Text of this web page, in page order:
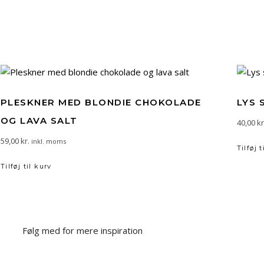
PLESKNER MED BLONDIE CHOKOLADE
OG LAVA SALT
59,00kr. inkl. moms
Tilføj til kurv
LYS
40,00
Tilføj
Følg med for mere inspiration